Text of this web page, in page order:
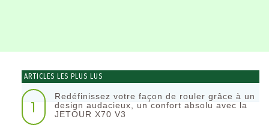
ARTICLES LES PLUS LUS
1
Redéfinissez votre façon de rouler grâce à un
design audacieux, un confort absolu avec la
JETOUR X70 V3